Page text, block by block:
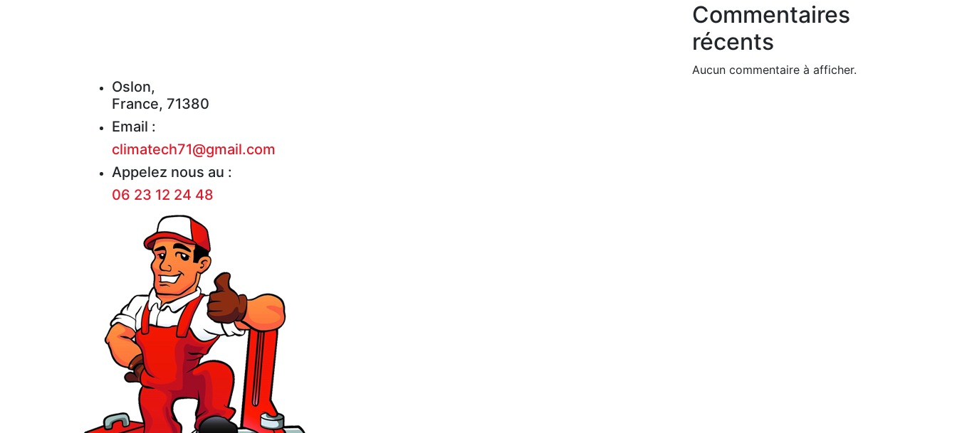
Commentaires
récents
Aucun commentaire à afficher.
Oslon,
France, 71380
Email :
climatech71@gmail.com
Appelez nous au :
06 23 12 24 48